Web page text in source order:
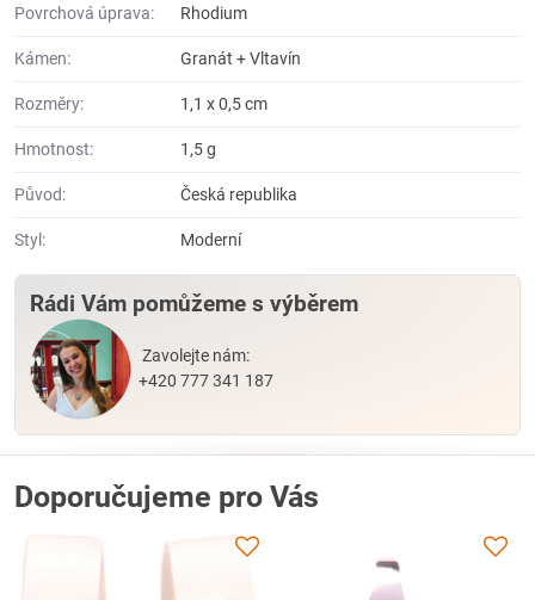
Povrchová úprava: Rhodium
Kámen: Granát + Vltavín
Rozměry: 1,1 x 0,5 cm
Hmotnost: 1,5 g
Původ: Česká republika
Styl: Moderní
Rádi Vám pomůžeme s výběrem
Zavolejte nám:
+420 777 341 187
Doporučujeme pro Vás